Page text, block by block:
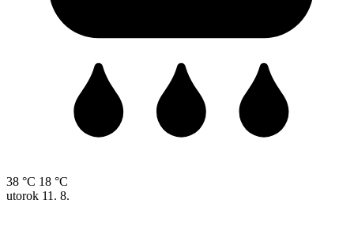
38 °C 18 °C
utorok 11. 8.